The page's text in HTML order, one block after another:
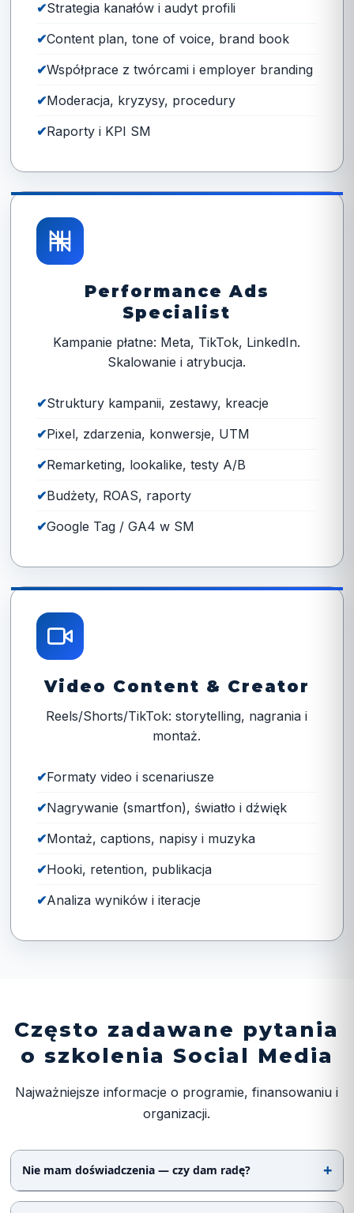
Strategia kanałów i audyt profili
Content plan, tone of voice, brand book
Współprace z twórcami i employer branding
Moderacja, kryzysy, procedury
Raporty i KPI SM
Performance Ads
Specialist
Kampanie płatne: Meta, TikTok, LinkedIn.
Skalowanie i atrybucja.
Struktury kampanii, zestawy, kreacje
Pixel, zdarzenia, konwersje, UTM
Remarketing, lookalike, testy A/B
Budżety, ROAS, raporty
Google Tag / GA4 w SM
Video Content & Creator
Reels/Shorts/TikTok: storytelling, nagrania i
montaż.
Formaty video i scenariusze
Nagrywanie (smartfon), światło i dźwięk
Montaż, captions, napisy i muzyka
Hooki, retention, publikacja
Analiza wyników i iteracje
Często zadawane pytania
o szkolenia Social Media
Najważniejsze informacje o programie, finansowaniu i
organizacji.
Nie mam doświadczenia — czy dam radę?